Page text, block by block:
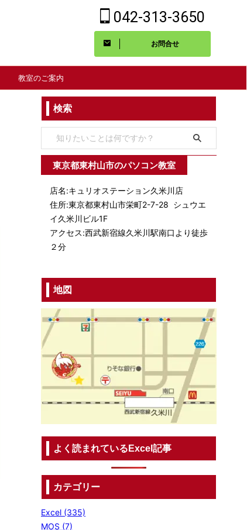
042-313-3650
お問合せ
教室のご案内
検索
東京都東村山市のパソコン教室
店名:キュリオステーション久米川店
住所:東京都東村山市栄町2-7-28 シュウエ
イ久米川ビル1F
アクセス:西武新宿線久米川駅南口より徒歩
２分
地図
よく読まれているExcel記事
カテゴリー
Excel (335)
MOS (7)